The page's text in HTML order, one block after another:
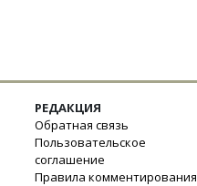
РЕДАКЦИЯ
Обратная связь
Пользовательское
соглашение
Правила комментирования